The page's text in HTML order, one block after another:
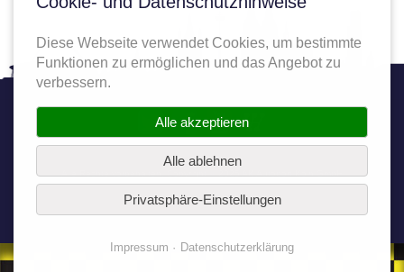
TwitterFacebook
Diese Webseite verwendet Cookies, um bestimmte
Funktionen zu ermöglichen und das Angebot zu
verbessern.
Alle akzeptieren
Alle ablehnen
Privatsphäre-Einstellungen
Impressum Datenschutzerklärung